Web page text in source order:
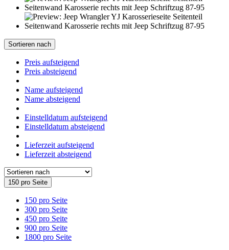
Sortieren nach
Preis aufsteigend
Preis absteigend
Name aufsteigend
Name absteigend
Einstelldatum aufsteigend
Einstelldatum absteigend
Lieferzeit aufsteigend
Lieferzeit absteigend
150 pro Seite
150 pro Seite
300 pro Seite
450 pro Seite
900 pro Seite
1800 pro Seite